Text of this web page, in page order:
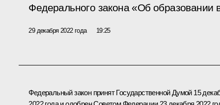
Федерального закона «Об образовании
29 декабря 2022 года 19:25
Федеральный закон принят Государственной Думой 15